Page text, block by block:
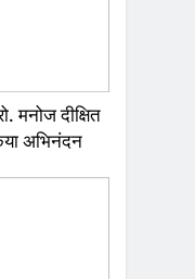
मनोज दीक्षित
अभिनंदन